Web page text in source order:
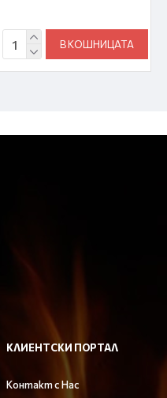
В КОШНИЦАТА
КЛИЕНТСКИ ПОРТАЛ
Контакт с Нас